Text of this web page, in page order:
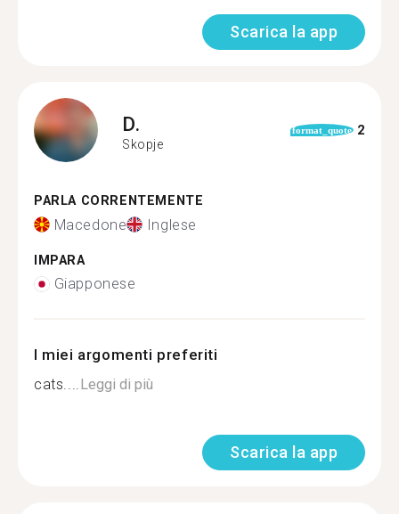
Scarica la app
D.
Skopje
format_quote 2
PARLA CORRENTEMENTE
Macedone Inglese
IMPARA
Giapponese
I miei argomenti preferiti
cats....Leggi di più
Scarica la app